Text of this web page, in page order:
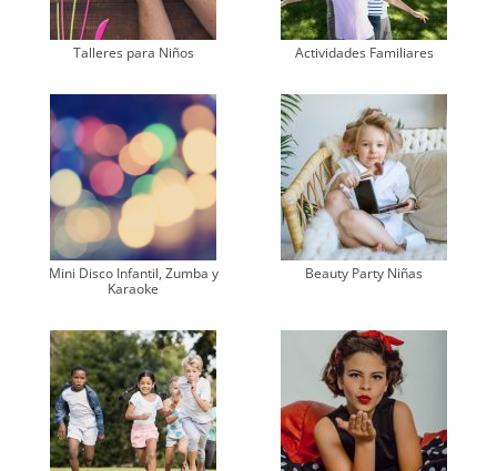
Talleres para Niños Actividades Familiares
Mini Disco Infantil, Zumba y
Karaoke
Beauty Party Niñas